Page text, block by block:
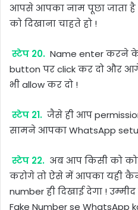
आपसे आपका नाम पूछा जाता है
को दिखाना चाहते हो !
स्टेप 20. Name enter करने
button पर click कर दो और
भी allow कर दो !
स्टेप 21. जैसे ही आप
सामने आपका WhatsApp
स्टेप 22. अब आप किसी को
करोगे तो ऐसे में आपका यही
number ही दिखाई देगा !
Fake Number se WhatsApp